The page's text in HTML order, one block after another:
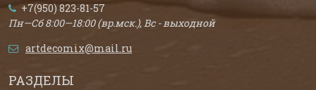
+7(950) 823-81-57
Пн—Сб 8:00—18:00 (вр.мск.), Вс - выходной
artdecomix@mail.ru
РАЗДЕЛЫ